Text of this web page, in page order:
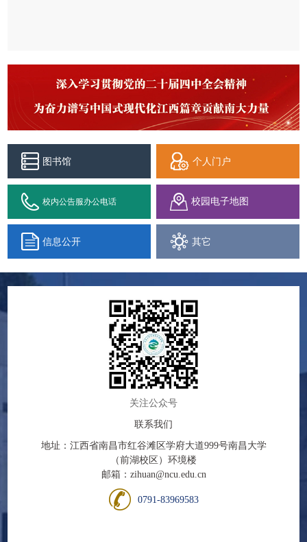
图书馆 个人门户
校内公告服办公电话 校园电子地图
信息公开 其它
关注公众号
联系我们
地址：江西省南昌市红谷滩区学府大道999号南昌大学
（前湖校区）环境楼
邮箱：zihuan@ncu.edu.cn
0791-83969583